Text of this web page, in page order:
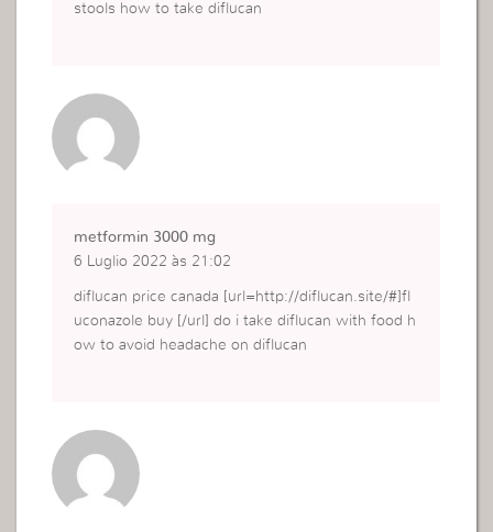
stools how to take diflucan
metformin 3000 mg
6 Luglio 2022 às 21:02
diflucan price canada [url=http://diflucan.site/#]fl
uconazole buy [/url] do i take diflucan with food h
ow to avoid headache on diflucan